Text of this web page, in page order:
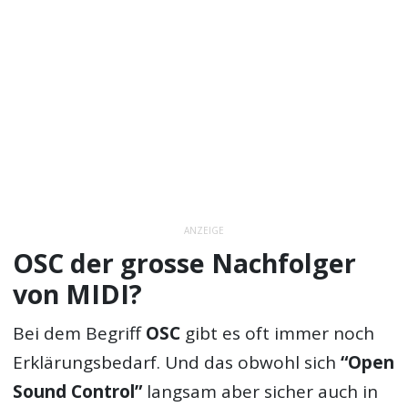
ANZEIGE
OSC der grosse Nachfolger
von MIDI?
Bei dem BegriffOSC gibt es oft immer noch
Erklärungsbedarf. Und das obwohl sich“Open
Sound Control”langsam aber sicher auch in